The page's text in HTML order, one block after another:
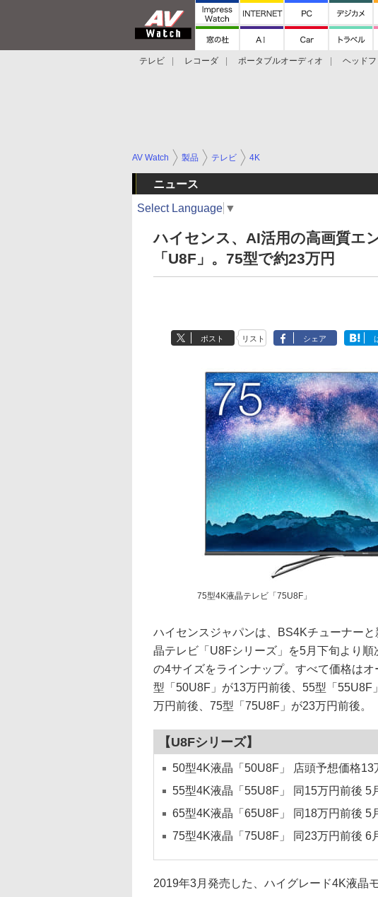
テレビ レコーダ ポータブルオーディオ ヘッドフ
AV Watch 製品 テレビ 4K
ニュース
Select Language ▼
ハイセンス、AI活用の高画質エ
「U8F」。75型で約23万円
ポスト リスト シェア
75型4K液晶テレビ「75U8F」
ハイセンスジャパンは、BS4Kチューナー
晶テレビ「U8Fシリーズ」を5月下旬より
の4サイズをラインナップ。すべて価格は
型「50U8F」が13万円前後、55型「
万円前後、75型「75U8F」が23万円前後。
【U8Fシリーズ】
50型4K液晶「50U8F」 店頭予想価格13
55型4K液晶「55U8F」 同15万円前後 5
65型4K液晶「65U8F」 同18万円前後 5
75型4K液晶「75U8F」 同23万円前後 6
2019年3月発売した、ハイグレード4K液晶